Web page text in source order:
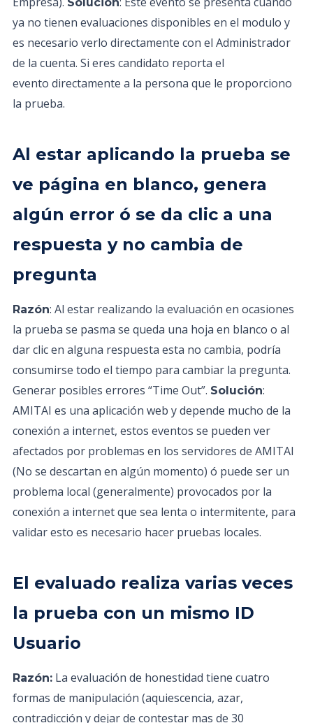
ya no tienen evaluaciones disponibles en el modulo y
es necesario verlo directamente con el Administrador
de la cuenta. Si eres candidato reporta el
evento directamente a la persona que le proporciono
la prueba.
Al estar aplicando la prueba se
ve página en blanco, genera
algún error ó se da clic a una
respuesta y no cambia de
pregunta
Razón: Al estar realizando la evaluación en ocasiones
la prueba se pasma se queda una hoja en blanco o al
dar clic en alguna respuesta esta no cambia, podría
consumirse todo el tiempo para cambiar la pregunta.
Generar posibles errores “Time Out”. Solución:
AMITAI es una aplicación web y depende mucho de la
conexión a internet, estos eventos se pueden ver
afectados por problemas en los servidores de AMITAI
(No se descartan en algún momento) ó puede ser un
problema local (generalmente) provocados por la
conexión a internet que sea lenta o intermitente, para
validar esto es necesario hacer pruebas locales.
El evaluado realiza varias veces
la prueba con un mismo ID
Usuario
Razón: La evaluación de honestidad tiene cuatro
formas de manipulación (aquiescencia, azar,
contradicción y dejar de contestar mas de 30